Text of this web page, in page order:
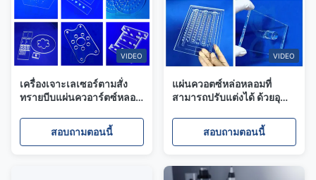
VIDEO
เครื่องเจาะเลเซอร์ตามสั่ง
ทรายบีบแผ่นควอาร์ตซ์หลอม
รับครึ่งตัวนําและอุปกรณ์ห้อง
ปฏิบัติการสอบถามตอนนี้
VIDEO
แผ่นควอตซ์หล่อหลอมที่
สามารถปรับแต่งได้ ด้วยอุณห
การกระจายแสง 92%
สอบถามตอนนี้